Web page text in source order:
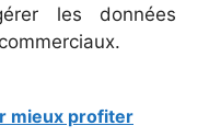
les données
mieux profiter